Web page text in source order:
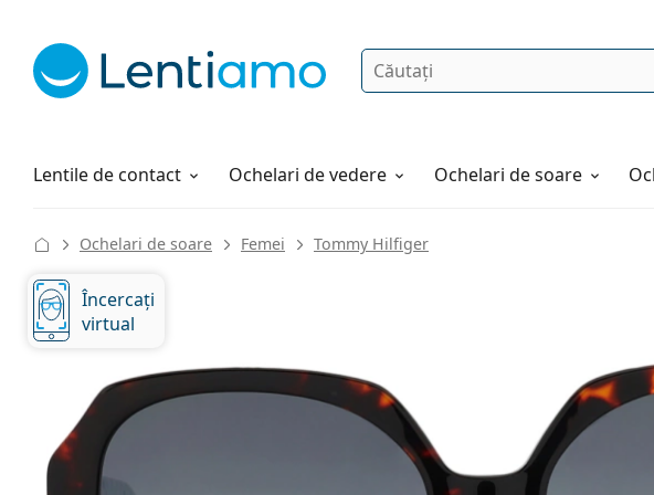
Căutare
Lentile de contact
Soluții Ochelari de vedere Ochelari de soare
Cum comandați
Ochelari de soare Femei Tommy Hilfiger
Încercați
virtual